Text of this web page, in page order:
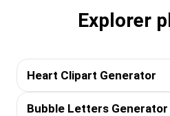
Explorer
Heart Clipart Generator
Bubble Letters Generator